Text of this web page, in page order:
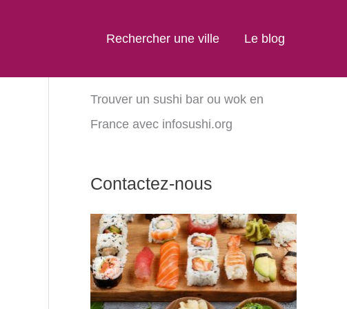
Rechercher une ville Le blog
Trouver un sushi bar ou wok en
France avec infosushi.org
Contactez-nous